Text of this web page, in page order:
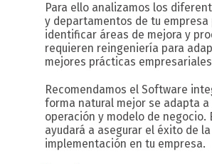
Para ello analizamos los
y departamentos de tu empresa
identificar áreas de mejora y
requieren reingeniería para
mejores prácticas
Recomendamos el Software
forma natural mejor se adapta a
operación y modelo de negocio.
ayudará a asegurar el éxito de la
implementación en tu empresa.